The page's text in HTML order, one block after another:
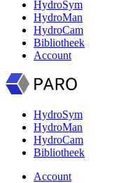
HydroSym
HydroMan
HydroCam
Bibliotheek
Account
HydroSym
HydroMan
HydroCam
Bibliotheek
Account